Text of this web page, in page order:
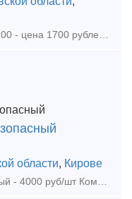
Башмак тормозной горочный 8739.00 - цена 1700 рублей с НДС. Башмак искробезопасный латунный БК-Л - цена 6200 рублей с НДС. Башмак искробезопасный БИО-2 - цена 4500 рублей с НДС.
области, Кирове
Башмак тормозной искробезопасный - 4000 руб/шт Компания «ЖД Путь» была основана в 2007 году. Основной профиль деятельности – снабжение объектов материалами ВСП, оказание услуг по ремонту